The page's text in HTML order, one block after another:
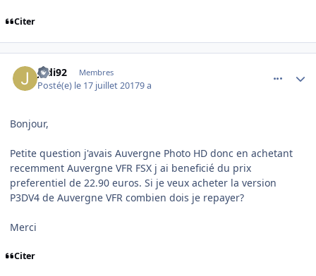
Citer
Jedi92 Membres
Posté(e) le 17 juillet 20179 a
Bonjour,
Petite question j'avais Auvergne Photo HD donc en achetant
recemment Auvergne VFR FSX j ai beneficié du prix
preferentiel de 22.90 euros. Si je veux acheter la version
P3DV4 de Auvergne VFR combien dois je repayer?
Merci
Citer